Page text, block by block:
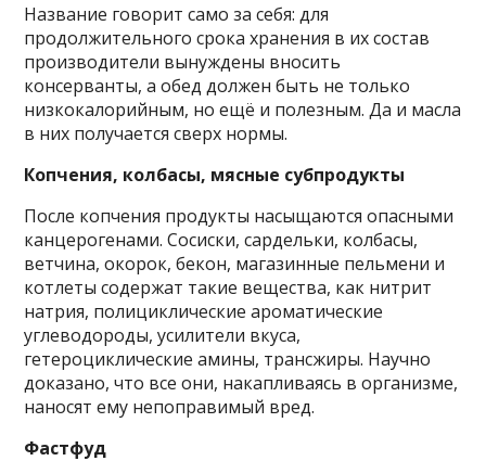
Название говорит само за себя: для
продолжительного срока хранения в их состав
производители вынуждены вносить
консерванты, а обед должен быть не только
низкокалорийным, но ещё и полезным. Да и масла
в них получается сверх нормы.
Копчения, колбасы, мясные субпродукты
После копчения продукты насыщаются опасными
канцерогенами. Сосиски, сардельки, колбасы,
ветчина, окорок, бекон, магазинные пельмени и
котлеты содержат такие вещества, как нитрит
натрия, полициклические ароматические
углеводороды, усилители вкуса,
гетероциклические амины, трансжиры. Научно
доказано, что все они, накапливаясь в организме,
наносят ему непоправимый вред.
Фастфуд